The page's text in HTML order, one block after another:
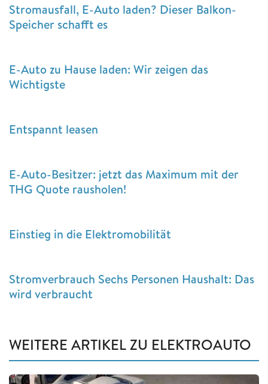
Stromausfall, E-Auto laden? Dieser Balkon-
Speicher schafft es
E-Auto zu Hause laden: Wir zeigen das
Wichtigste
Entspannt leasen
E-Auto-Besitzer: jetzt das Maximum mit der
THG Quote rausholen!
Einstieg in die Elektromobilität
Stromverbrauch Sechs Personen Haushalt: Das
wird verbraucht
WEITERE ARTIKEL ZU ELEKTROAUTO